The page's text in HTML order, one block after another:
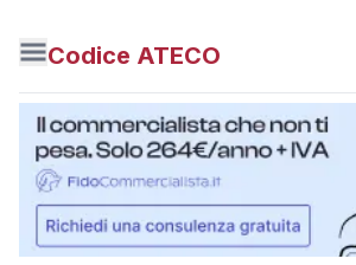
Codice ATECO